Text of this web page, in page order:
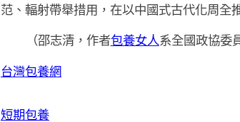
范、輻射帶舉措用，在以中國式古代化周全
（邵志清，作者包養女人系全國政協委
台灣包養網
短期包養